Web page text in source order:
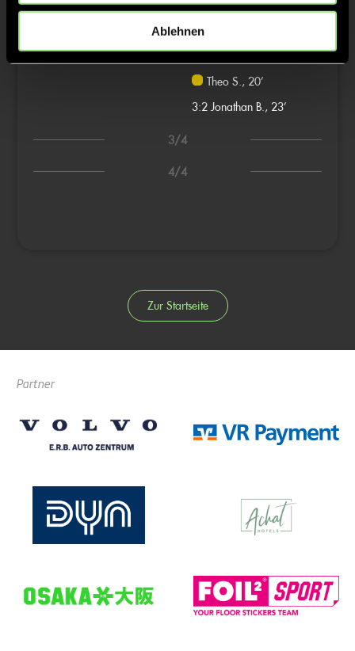
Ablehnen
3:1 Jannik N., 13’
2/4
Theo S., 20’
3:2 Jonathan B., 23’
3/4
4/4
Zur Startseite
Partner